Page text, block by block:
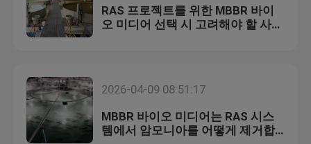
RAS 프로젝트를 위한 MBBR 바이
오 미디어 선택 시 고려해야 할 사항
2026-04-09 08:51:17
MBBR 바이오 미디어는 RAS 시스
템에서 암모니아를 어떻게 제거합